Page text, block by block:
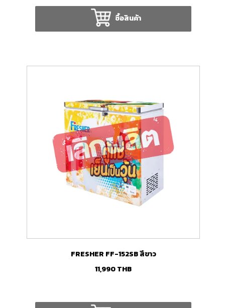
ซื้อสินค้า
FRESHER FF-152SB สีขาว
11,990THB